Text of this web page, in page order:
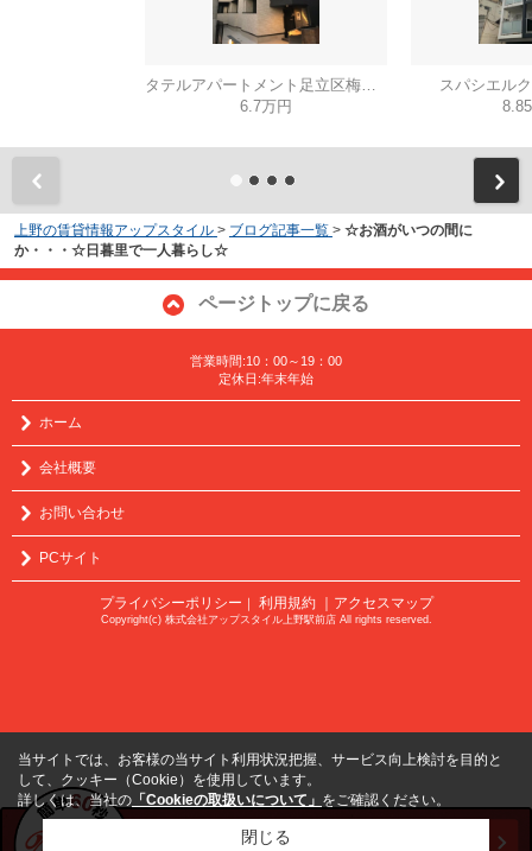
6.7万円
スパシエル
上野の賃貸情報アップスタイル > ブログ記事一覧 > ☆お酒がいつの間に
か・・・☆日暮里で一人暮らし☆
ページトップに戻る
営業時間:10：00～19：00
定休日:年末年始
ホーム
会社概要
お問い合わせ
PCサイト
プライバシーポリシー ｜ 利用規約 ｜アクセスマップ
Copyright(c) 株式会社アップスタイル上野駅前店 All rights reserved.
当サイトでは、お客様の当サイト利用状況把握、サービス向上検討を目的と
して、クッキー（Cookie）を使用しています。
詳しくは、当社の 「Cookieの取扱いについて」 をご確認ください。
閉じる